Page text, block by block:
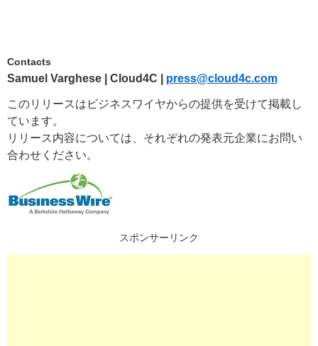
Contacts
Samuel Varghese | Cloud4C | press@cloud4c.com
このリリースはビジネスワイヤからの提供を受けて掲載し
ています。
リリース内容については、それぞれの発表元企業にお問い
合わせください。
スポンサーリンク